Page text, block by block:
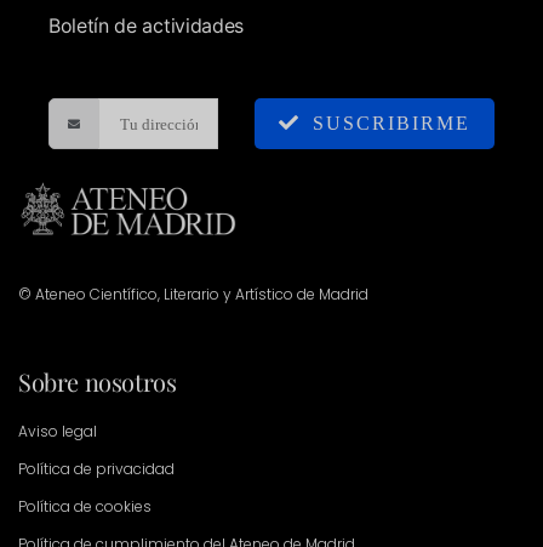
Boletín de actividades
SUSCRIBIRME
© Ateneo Científico, Literario y Artístico de Madrid
Sobre nosotros
Aviso legal
Política de privacidad
Política de cookies